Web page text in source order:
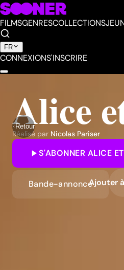
FILMSGENRESCOLLECTIONS
FR
CONNEXIONS'INSCRIRE
Retour
Alice
Réalisé par Nicolas Pariser
S'ABONNER ALICE
Bande-annonceAjouter